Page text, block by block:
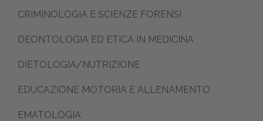
CRIMINOLOGIA E SCIENZE FORENSI
DEONTOLOGIA ED ETICA IN MEDICINA
DIETOLOGIA/NUTRIZIONE
EDUCAZIONE MOTORIA E ALLENAMENTO
EMATOLOGIA